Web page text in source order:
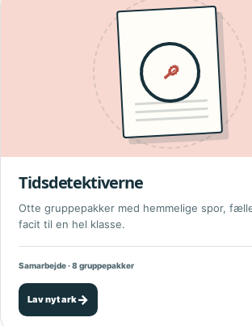
🔎
Tidsdetektiverne
Otte gruppepakker med hemmelige spor,
facit til en hel klasse.
Samarbejde · 8 gruppepakker
Lav nyt ark→